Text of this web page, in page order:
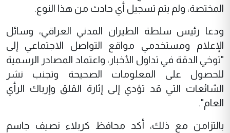
المختصة، ولم يتم تسجيل أي حادث من هذا النوع.
ودعا رئيس سلطة الطيران المدني العراقي، وسائل
الإعلام ومستخدمي مواقع التواصل الاجتماعي إلى
"توخي الدقة في تداول الأخبار، واعتماد المصادر الرسمية
للحصول على المعلومات الصحيحة وتجنب نشر
الشائعات التي قد تؤدي إلى إثارة القلق وإرباك الرأي
العام".
بالتزامن مع ذلك، أكد محافظ كربلاء نصيف جاسم